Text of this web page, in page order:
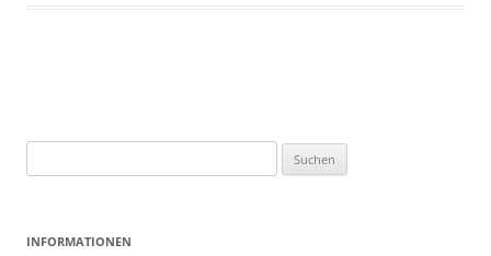
nach:
INFORMATIONEN